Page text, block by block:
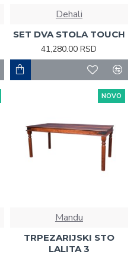
Dehali
SET DVA STOLA TOUCH
41,280.00 RSD
NOVO
Mandu
TRPEZARIJSKI STO
LALITA 3